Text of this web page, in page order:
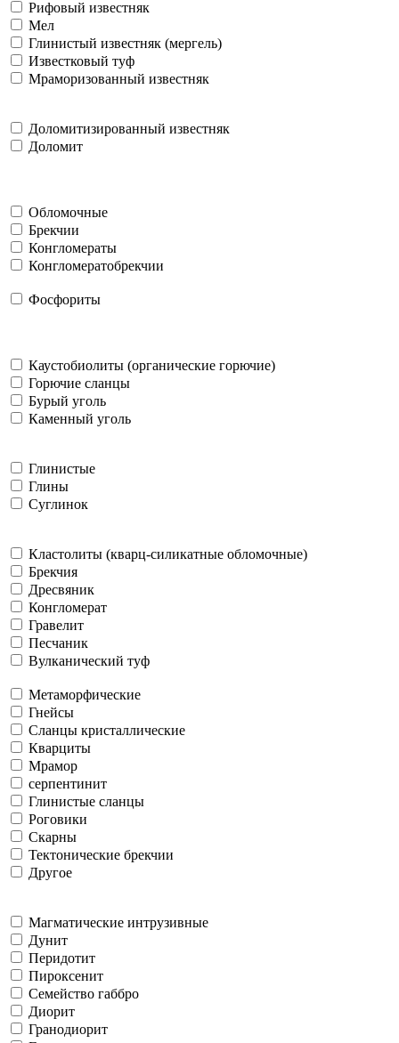
Рифовый известняк
Мел
Глинистый известняк (мергель)
Известковый туф
Мраморизованный известняк
Доломитизированный известняк
Доломит
Обломочные
Брекчии
Конгломераты
Конгломератобрекчии
Фосфориты
Каустобиолиты (органические горючие)
Горючие сланцы
Бурый уголь
Каменный уголь
Глинистые
Глины
Суглинок
Кластолиты (кварц-силикатные обломочные)
Брекчия
Дресвяник
Конгломерат
Гравелит
Песчаник
Вулканический туф
Метаморфические
Гнейсы
Сланцы кристаллические
Кварциты
Мрамор
серпентинит
Глинистые сланцы
Роговики
Скарны
Тектонические брекчии
Другое
Магматические интрузивные
Дунит
Перидотит
Пироксенит
Семейство габбро
Диорит
Гранодиорит